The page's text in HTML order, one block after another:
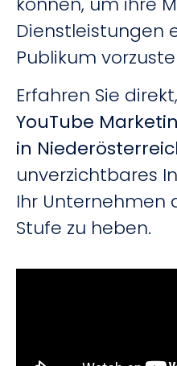
Dienstleistungen
Publikum
Erfahren Sie
YouTube
in
unverzichtbares
Ihr Unternehmen
Stufe zu heben.